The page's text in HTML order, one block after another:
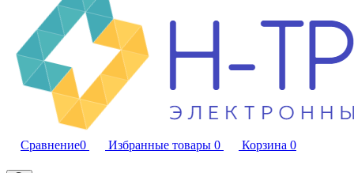
Сравнение0 Избранные товары 0 Корзина 0